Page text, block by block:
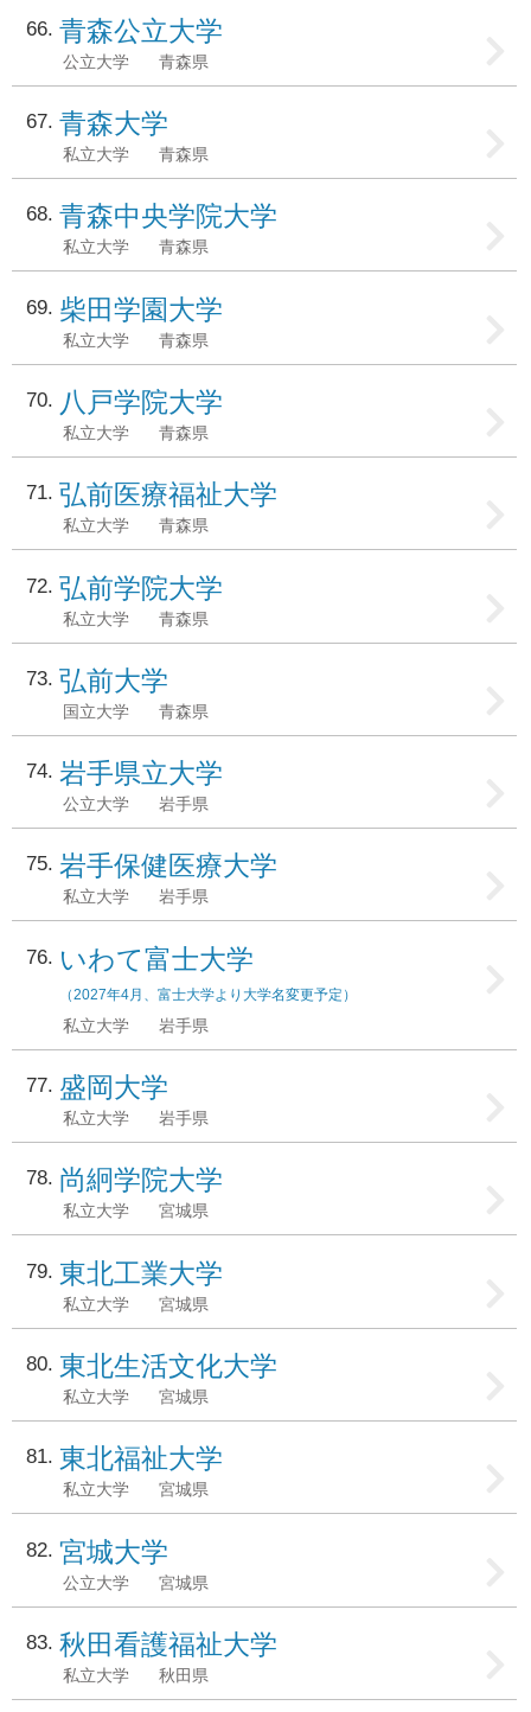
66 青森公立大学
公立大学 青森県
67 青森大学
私立大学 青森県
68 青森中央学院大学
私立大学 青森県
69 柴田学園大学
私立大学 青森県
70 八戸学院大学
私立大学 青森県
71 弘前医療福祉大学
私立大学 青森県
72 弘前学院大学
私立大学 青森県
73 弘前大学
国立大学 青森県
74 岩手県立大学
公立大学 岩手県
75 岩手保健医療大学
私立大学 岩手県
76 いわて富士大学
（2027年4月、富士大学より大学名変更予定）
私立大学 岩手県
77 盛岡大学
私立大学 岩手県
78 尚絅学院大学
私立大学 宮城県
79 東北工業大学
私立大学 宮城県
80 東北生活文化大学
私立大学 宮城県
81 東北福祉大学
私立大学 宮城県
82 宮城大学
公立大学 宮城県
83 秋田看護福祉大学
私立大学 秋田県